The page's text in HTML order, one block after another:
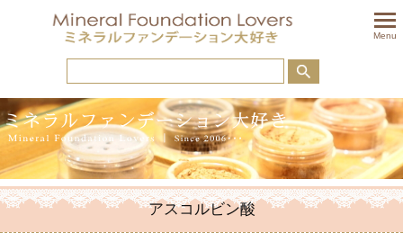
Menu
アスコルビン酸